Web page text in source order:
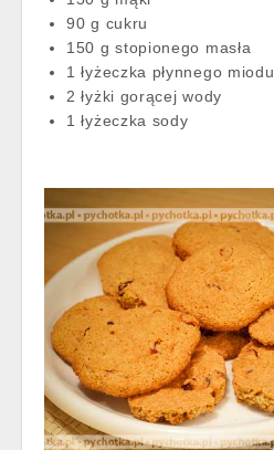
90 g cukru
150 g stopionego masła
1 łyżeczka płynnego miodu
2 łyżki gorącej wody
1 łyżeczka sody